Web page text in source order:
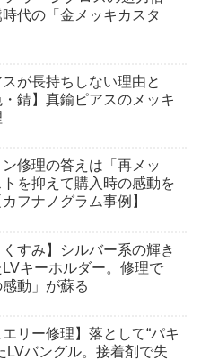
代の「金メッキカスタ
が長持ちしない理由と
錆】真鍮ピアスのメッキ
修理の答えは「再メッ
を抑えて購入時の感動を
フナノグラム事例】
くすみ】シルバー系の輝き
キーホルダー。修理で
感動」が蘇る
エリー修理】落として“パキ
LVバングル。接着剤で失